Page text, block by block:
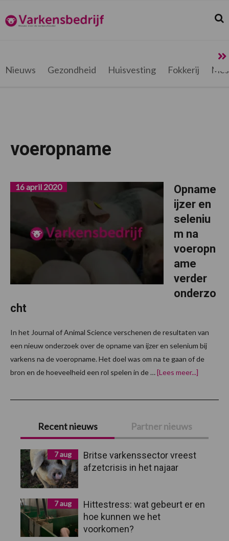
de
hoofdnavigatie
de
hoofd
de
eerste
de
voettekst
Varkensbedrijf.be
Nieuws Gezondheid Huisvesting Fokkerij
voeropname
Opname
ijzer en
seleniu
m na
voeropn
ame
verder
onderzo
cht
16 april 2020
In het Journal of Animal Science verschenen de resultaten van
een nieuw onderzoek over de opname van ijzer en selenium bij
varkens na de voeropname. Het doel was om na te gaan of de
bron en de hoeveelheid een rol spelen in de …[Lees meer...]
Primaire
Sidebar
Recent nieuws Partner nieuws
7 aug
Britse varkenssector vreest
afzetcrisis in het najaar
7 aug
Hittestress: wat gebeurt er en
hoe kunnen we het
voorkomen?